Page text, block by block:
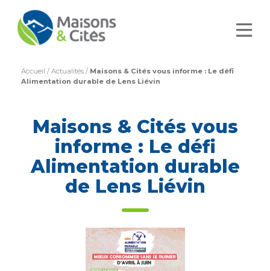
Accueil / Actualités / Maisons & Cités vous informe : Le défi
Alimentation durable de Lens Liévin
Maisons & Cités vous
informe : Le défi
Alimentation durable
de Lens Liévin